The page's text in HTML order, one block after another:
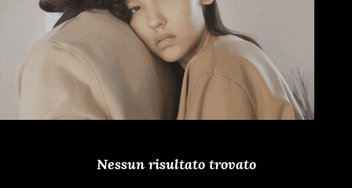
Nessun risultato trovato